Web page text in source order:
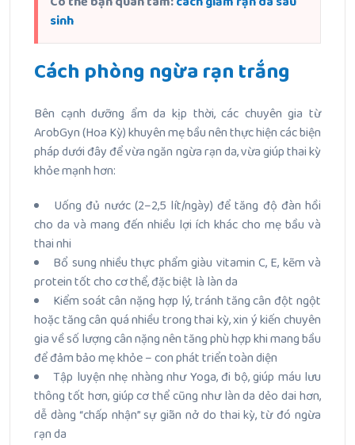
sinh
Cách phòng ngừa rạn trắng
Bên cạnh dưỡng ẩm da kịp thời, các chuyên gia từ
ArobGyn (Hoa Kỳ) khuyên mẹ bầu nên thực hiện các biện
pháp dưới đây để vừa ngăn ngừa rạn da, vừa giúp thai kỳ
khỏe mạnh hơn:
Uống đủ nước (2–2,5 lít/ngày) để tăng độ đàn hồi
cho da và mang đến nhiều lợi ích khác cho mẹ bầu và
thai nhi
Bổ sung nhiều thực phẩm giàu vitamin C, E, kẽm và
protein tốt cho cơ thể, đặc biệt là làn da
Kiểm soát cân nặng hợp lý, tránh tăng cân đột ngột
hoặc tăng cân quá nhiều trong thai kỳ, xin ý kiến chuyên
gia về số lượng cân nặng nên tăng phù hợp khi mang bầu
để đảm bảo mẹ khỏe – con phát triển toàn diện
Tập luyện nhẹ nhàng như Yoga, đi bộ, giúp máu lưu
thông tốt hơn, giúp cơ thể cũng như làn da dẻo dai hơn,
dễ dàng “chấp nhận” sự giãn nở do thai kỳ, từ đó ngừa
rạn da